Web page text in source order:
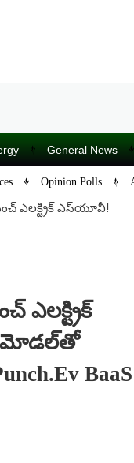
General News
Opinion Polls
ఎలక్ట్రిక్ ఎస్‌యూవీ!
ఎలక్ట్రిక్
మోడల్‌తో
BaaS